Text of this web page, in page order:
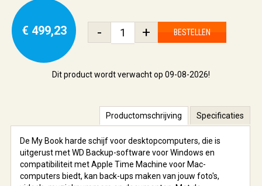
€ 499,23 - + BESTELLEN
Dit product wordt verwacht op 09-08-2026!
Productomschrijving Specificaties
De My Book harde schijf voor desktopcomputers, die is
uitgerust met WD Backup-software voor Windows en
compatibiliteit met Apple Time Machine voor Mac-
computers biedt, kan back-ups maken van jouw foto's,